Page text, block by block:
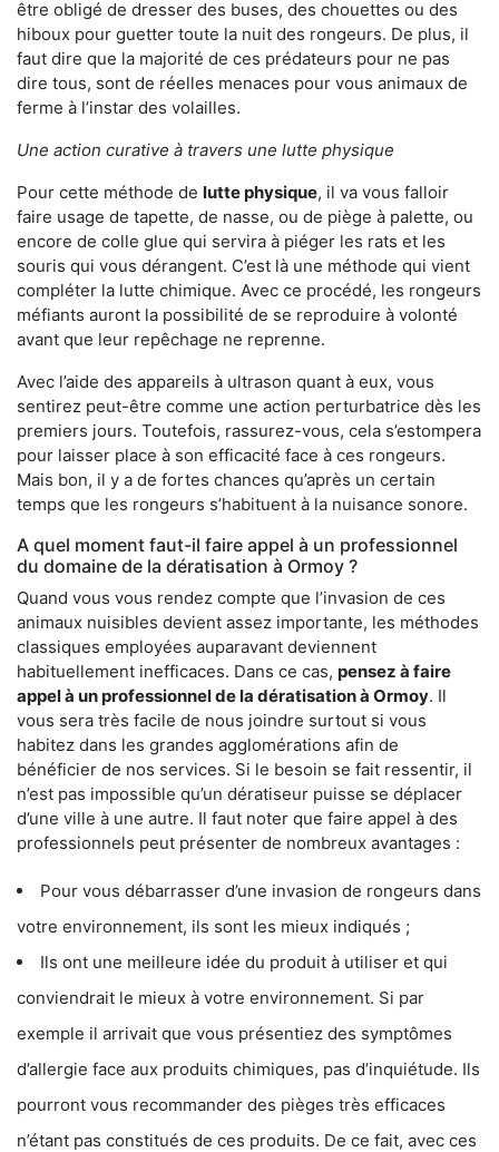
être obligé de dresser des buses, des chouettes ou des
hiboux pour guetter toute la nuit des rongeurs. De plus, il
faut dire que la majorité de ces prédateurs pour ne pas
dire tous, sont de réelles menaces pour vous animaux de
ferme à l’instar des volailles.
Une action curative à travers une lutte physique
Pour cette méthode de lutte physique, il va vous falloir
faire usage de tapette, de nasse, ou de piège à palette, ou
encore de colle glue qui servira à piéger les rats et les
souris qui vous dérangent. C’est là une méthode qui vient
compléter la lutte chimique. Avec ce procédé, les rongeurs
méfiants auront la possibilité de se reproduire à volonté
avant que leur repêchage ne reprenne.
Avec l’aide des appareils à ultrason quant à eux, vous
sentirez peut-être comme une action perturbatrice dès les
premiers jours. Toutefois, rassurez-vous, cela s’estompera
pour laisser place à son efficacité face à ces rongeurs.
Mais bon, il y a de fortes chances qu’après un certain
temps que les rongeurs s’habituent à la nuisance sonore.
A quel moment faut-il faire appel à un professionnel
du domaine de la dératisation à Ormoy ?
Quand vous vous rendez compte que l’invasion de ces
animaux nuisibles devient assez importante, les méthodes
classiques employées auparavant deviennent
habituellement inefficaces. Dans ce cas, pensez à faire
appel à un professionnel de la dératisation à Ormoy. Il
vous sera très facile de nous joindre surtout si vous
habitez dans les grandes agglomérations afin de
bénéficier de nos services. Si le besoin se fait ressentir, il
n’est pas impossible qu’un dératiseur puisse se déplacer
d’une ville à une autre. Il faut noter que faire appel à des
professionnels peut présenter de nombreux avantages :
Pour vous débarrasser d’une invasion de rongeurs dans
votre environnement, ils sont les mieux indiqués ;
Ils ont une meilleure idée du produit à utiliser et qui
conviendrait le mieux à votre environnement. Si par
exemple il arrivait que vous présentiez des symptômes
d’allergie face aux produits chimiques, pas d’inquiétude. Ils
pourront vous recommander des pièges très efficaces
n’étant pas constitués de ces produits. De ce fait, avec ces